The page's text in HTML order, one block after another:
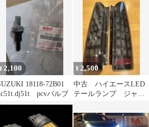
2,100
18118-72B01
pcvバルブ
¥2,500
中古 ハイエースLED
テールランプ ジャン